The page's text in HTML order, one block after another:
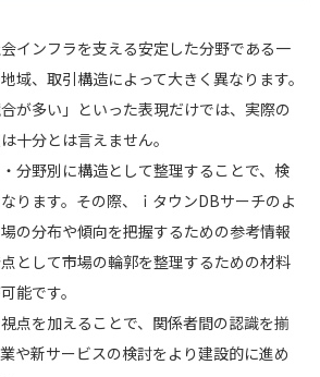
インフラを支える安定した分野である一
域、取引構造によって大きく異なります。
合が多い」といった表現だけでは、実際の
十分とは言えません。
分野別に構造として整理することで、検
ります。その際、ｉタウンDBサーチのよ
の分布や傾向を把握するための参考情報
として市場の輪郭を整理するための材料
能です。
点を加えることで、関係者間の認識を揃
や新サービスの検討をより建設的に進め